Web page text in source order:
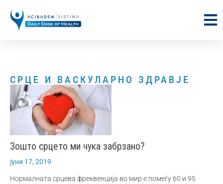
СРЦЕ И ВАСКУЛАРНО ЗДРАВЈЕ
Зошто срцето ми чука забрзано?
јуни 17, 2019
Нормалната срцева фреквенција во мир е помеѓу 60 и 95